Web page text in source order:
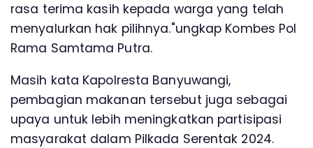
rasa terima kasih kepada warga yang telah
menyalurkan hak pilihnya."ungkap Kombes Pol
Rama Samtama Putra.
Masih kata Kapolresta Banyuwangi,
pembagian makanan tersebut juga sebagai
upaya untuk lebih meningkatkan partisipasi
masyarakat dalam Pilkada Serentak 2024.